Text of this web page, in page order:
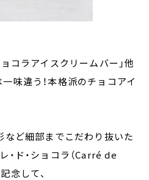
コラアイスクリームバー」他
味違う！本格派のチョコアイ
など細部までこだわり抜いた
・ド・ショコラ（Carré de
念して、